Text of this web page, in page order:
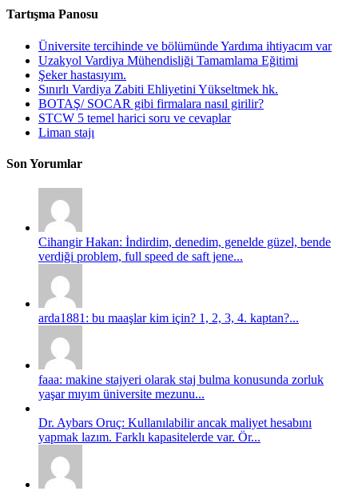
Tartışma Panosu
Üniversite tercihinde ve bölümünde Yardıma ihtiyacım var
Uzakyol Vardiya Mühendisliği Tamamlama Eğitimi
Şeker hastasıyım.
Sınırlı Vardiya Zabiti Ehliyetini Yükseltmek hk.
BOTAŞ/ SOCAR gibi firmalara nasıl girilir?
STCW 5 temel harici soru ve cevaplar
Liman stajı
Son Yorumlar
Cihangir Hakan: İndirdim, denedim, genelde güzel, bende
verdiği problem, full speed de saft jene...
arda1881: bu maaşlar kim için? 1, 2, 3, 4. kaptan?...
faaa: makine stajyeri olarak staj bulma konusunda zorluk
yaşar mıyım üniversite mezunu...
Dr. Aybars Oruç: Kullanılabilir ancak maliyet hesabını
yapmak lazım. Farklı kapasitelerde var. Ör...